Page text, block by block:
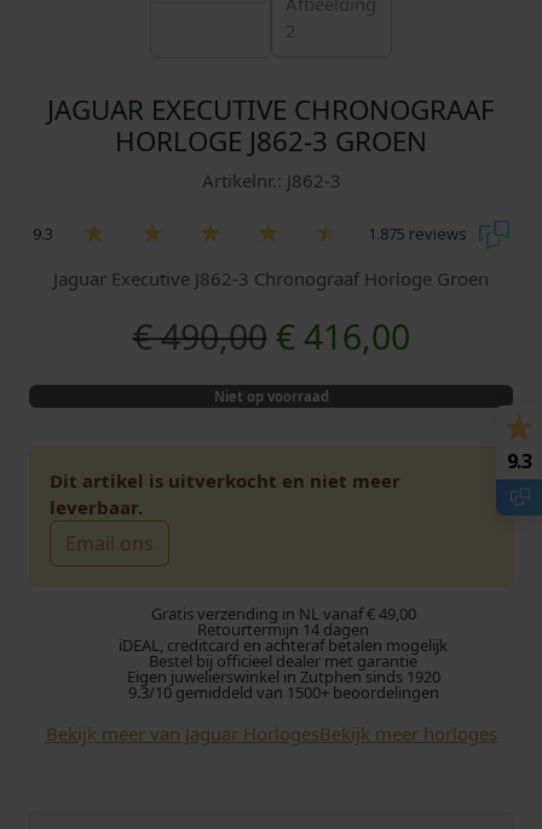
JAGUAR EXECUTIVE CHRONOGRAAF
HORLOGE J862-3 GROEN
Artikelnr.: J862-3
9.3 1.875 reviews
Jaguar Executive J862-3 Chronograaf Horloge Groen
€490,00 O
o
r
s
r
o
n
k
€416,00H
u
i
g
e
p
r
Niet op voorraad
Dit artikel is uitverkocht en niet meer
leverbaar.
Email ons
Gratis verzending in NL vanaf € 49,00
Retourtermijn 14 dagen
iDEAL, creditcard en achteraf betalen mogelijk
Bestel bij officieel dealer met garantie
Eigen juwelierswinkel in Zutphen sinds 1920
9.3/10 gemiddeld van 1500+ beoordelingen
Bekijk meer van Jaguar HorlogesBekijk meer horloges
9.3